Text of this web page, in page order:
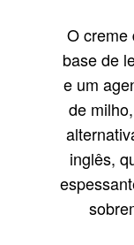
O creme
base de
e um
de
inglês,